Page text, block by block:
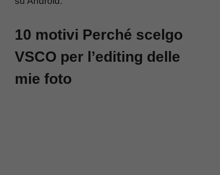
10 motivi Perché scelgo
VSCO per l’editing delle
mie foto